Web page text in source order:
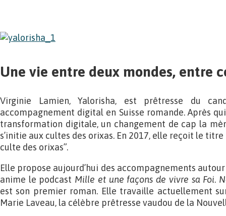
Une vie entre deux mondes, entre
Virginie Lamien, Yalorisha, est prêtresse du
accompagnement digital en Suisse romande. Après
transformation digitale, un changement de cap la
s’initie aux cultes des orixas. En 2017, elle reçoit le
culte des orixas”.
Elle propose aujourd’hui des accompagnements
anime le podcast Mille et une façons de vivre sa Foi.
est son premier roman. Elle travaille actuellement
Marie Laveau, la célèbre prêtresse vaudou de la